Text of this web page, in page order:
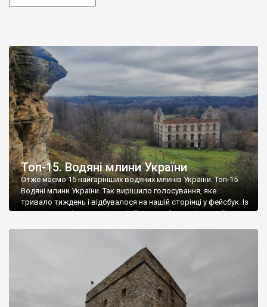
Топ-15. Водяні млини України
Отже маємо 15 найгарніших водяних млинів України. Топ-15
Водяні млини України. Так вирішило голосування, яке
тривало тиждень і відбувалося на нашій сторінці у фейсбук. Із
величезним відривом переміг Погорений млин із села Вила,